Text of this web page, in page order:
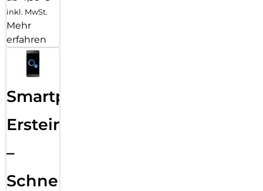
inkl. MwSt.
Mehr
erfahren
Smartphone
Ersteinrichtung
–
Schnelle